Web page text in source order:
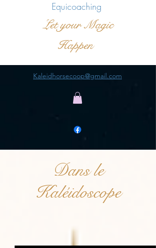
Equicoaching
Let your Magic
Happen
Kaleidhorsecoop@gmail.com
Dans le
Kaléidoscope